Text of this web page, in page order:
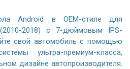
Android в OEM-стиле для
2018) с 7-дюймовым IPS-
свой автомобиль с помощью
ультра-премиум-класса,
дизайне автопроизводителя.